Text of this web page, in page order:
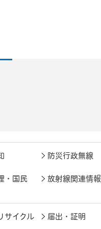
防災行政無線
・国民 放射線関連情報
サイクル 届出・証明